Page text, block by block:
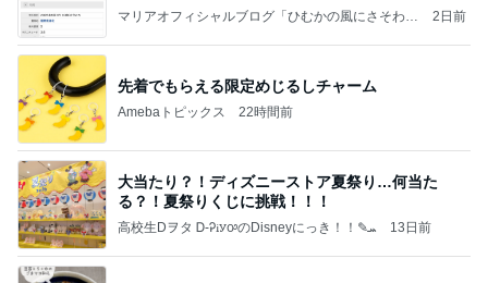
マリアオフィシャルブログ「ひむかの風にさそわれ
2日前
先着でもらえる限定めじるしチャーム
Amebaトピックス 22時間前
大当たり？！ディズニーストア夏祭り…何当た
る？！夏祭りくじに挑戦！！！
高校生Dヲタ Ꭰ-ᎮꭵꭹꭴのDisneyにっき！！✎ܚ 13日前